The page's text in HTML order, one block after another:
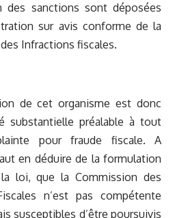
des sanctions sont déposées
sur avis conforme de la
Infractions fiscales.
de cet organisme est donc
substantielle préalable à tout
pour fraude fiscale. A
en déduire de la formulation
loi, que la Commission des
n’est pas compétente
susceptibles d’être poursuivis